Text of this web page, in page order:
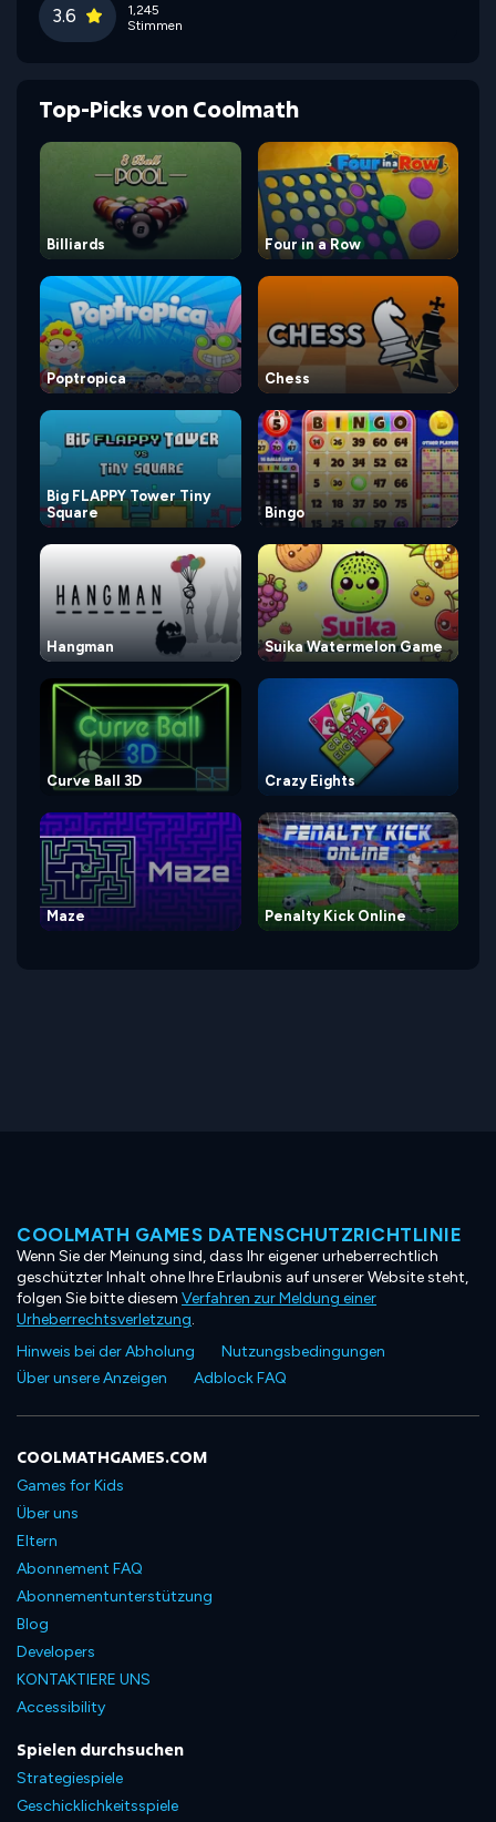
3.6
1,245
Stimmen
Top-Picks von Coolmath
Billiards Four in a Row
Poptropica Chess
Big FLAPPY Tower Tiny
Square
Bingo
Hangman Suika Watermelon Game
Curve Ball 3D Crazy Eights
Maze Penalty Kick Online
COOLMATH GAMES DATENSCHUTZRICHTLINIE
Wenn Sie der Meinung sind, dass Ihr eigener urheberrechtlich
geschützter Inhalt ohne Ihre Erlaubnis auf unserer Website steht,
folgen Sie bitte diesem Verfahren zur Meldung einer
Urheberrechtsverletzung.
Hinweis bei der Abholung
Nutzungsbedingungen
Über unsere Anzeigen
Adblock FAQ
COOLMATHGAMES.COM
Games for Kids
Über uns
Eltern
Abonnement FAQ
Abonnementunterstützung
Blog
Developers
KONTAKTIERE UNS
Accessibility
Spielen durchsuchen
Strategiespiele
Geschicklichkeitsspiele